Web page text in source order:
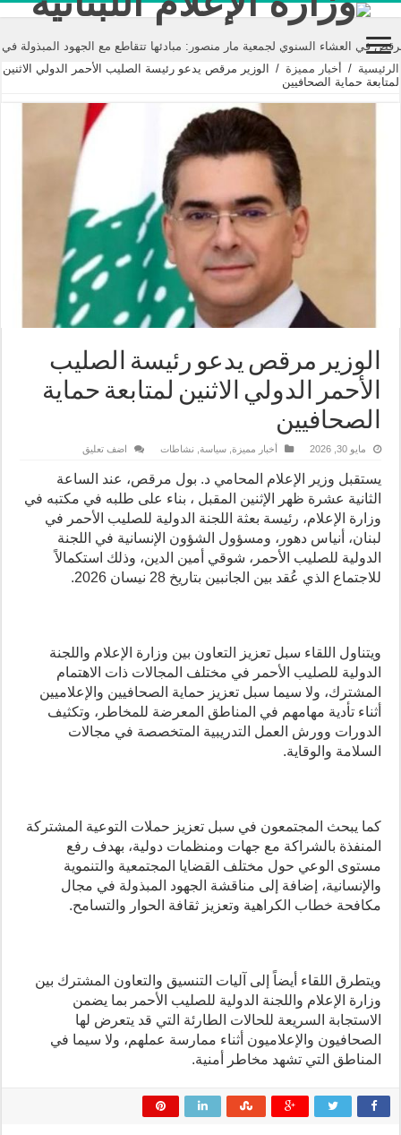
السنوي لجمعية مار منصور: مبادئها تتقاطع مع الجهود المبذولة في عالم
الرئيسية / أخبار مميزة /
الوزير مرقص يدعو رئيسة الصليب الأحمر الدولي الاثنين
لمتابعة حماية الصحافيين
الوزير مرقص يدعو رئيسة الصليب
الأحمر الدولي الاثنين لمتابعة حماية
الصحافيين
مايو 30, 2026 أخبار مميزة ,سياسة نشاطات اضف تعليق
يستقبل وزير الإعلام المحامي د. بول مرقص، عند الساعة
الثانية عشرة ظهر الإثنين المقبل ، بناء على طلبه في مكتبه في
وزارة الإعلام، رئيسة بعثة اللجنة الدولية للصليب الأحمر في
لبنان، أنياس دهور، ومسؤول الشؤون الإنسانية في اللجنة
الدولية للصليب الأحمر، شوقي أمين الدين، وذلك استكمالاً
للاجتماع الذي عُقد بين الجانبين بتاريخ 28 نيسان 2026.
ويتناول اللقاء سبل تعزيز التعاون بين وزارة الإعلام واللجنة
الدولية للصليب الأحمر في مختلف المجالات ذات الاهتمام
المشترك، ولا سيما سبل تعزيز حماية الصحافيين والإعلاميين
أثناء تأدية مهامهم في المناطق المعرضة للمخاطر، وتكثيف
الدورات وورش العمل التدريبية المتخصصة في مجالات
السلامة والوقاية.
كما يبحث المجتمعون في سبل تعزيز حملات التوعية المشتركة
المنفذة بالشراكة مع جهات ومنظمات دولية، بهدف رفع
مستوى الوعي حول مختلف القضايا المجتمعية والتنموية
والإنسانية، إضافة إلى مناقشة الجهود المبذولة في مجال
مكافحة خطاب الكراهية وتعزيز ثقافة الحوار والتسامح.
ويتطرق اللقاء أيضاً إلى آليات التنسيق والتعاون المشترك بين
وزارة الإعلام واللجنة الدولية للصليب الأحمر بما يضمن
الاستجابة السريعة للحالات الطارئة التي قد يتعرض لها
الصحافيون والإعلاميون أثناء ممارسة عملهم، ولا سيما في
المناطق التي تشهد مخاطر أمنية.